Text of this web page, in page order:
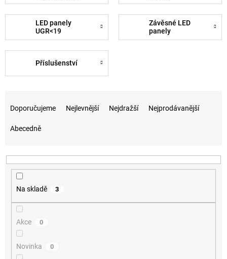
LED panely
UGR<19
Závěsné LED
panely
Příslušenství
Doporučujeme Nejlevnější Nejdražší Nejprodávanější
Abecedně
Na skladě 3
Akce 0
Novinka 0